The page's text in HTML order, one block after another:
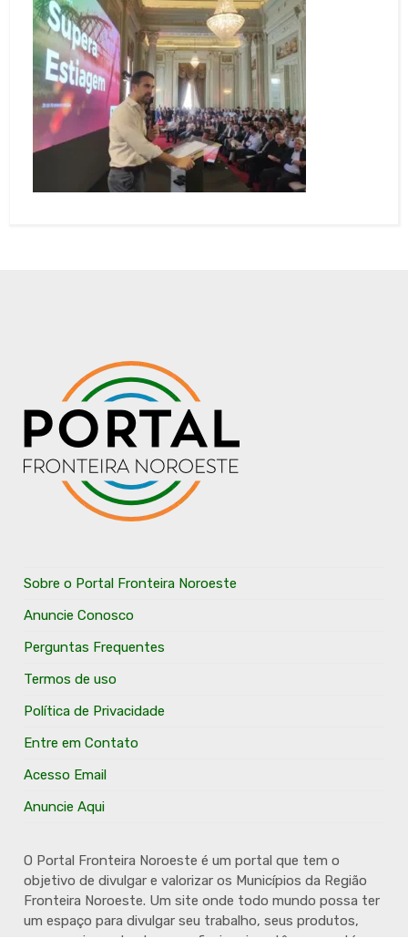
Sobre o Portal Fronteira Noroeste
Anuncie Conosco
Perguntas Frequentes
Termos de uso
Política de Privacidade
Entre em Contato
Acesso Email
Anuncie Aqui
O Portal Fronteira Noroeste é um portal que tem o
objetivo de divulgar e valorizar os Municípios da Região
Fronteira Noroeste. Um site onde todo mundo possa ter
um espaço para divulgar seu trabalho, seus produtos,
seus serviços, desde os profissionais autônomos até as